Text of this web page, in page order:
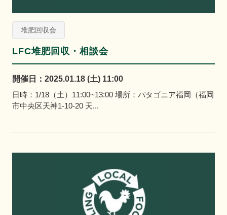
堆肥回収会
LFC堆肥回収・相談会
開催日：2025.01.18 (土) 11:00
日時：1/18（土）11:00~13:00 場所：パタゴニア福岡（福岡
市中央区天神1-10-20 天...